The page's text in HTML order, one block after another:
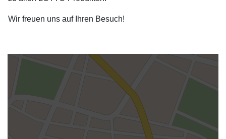
Wir freuen uns auf Ihren Besuch!